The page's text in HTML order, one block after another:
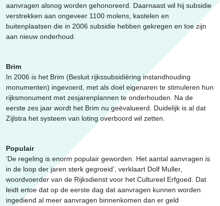
aanvragen alsnog worden gehonoreerd. Daarnaast wil hij subsidie
verstrekken aan ongeveer 1100 molens, kastelen en
buitenplaatsen die in 2006 subsidie hebben gekregen en toe zijn
aan nieuw onderhoud.
Brim
In 2006 is het Brim (Besluit rijkssubsidiëring instandhouding
monumenten) ingevoerd, met als doel eigenaren te stimuleren hun
rijksmonument met zesjarenplannen te onderhouden. Na de
eerste zes jaar wordt het Brim nu geëvalueerd. Duidelijk is al dat
Zijlstra het systeem van loting overboord wil zetten.
Populair
‘De regeling is enorm populair geworden. Het aantal aanvragen is
in de loop der jaren sterk gegroeid’, verklaart Dolf Muller,
woordvoerder van de Rijksdienst voor het Cultureel Erfgoed. Dat
leidt ertoe dat op de eerste dag dat aanvragen kunnen worden
ingediend al meer aanvragen binnenkomen dan er geld